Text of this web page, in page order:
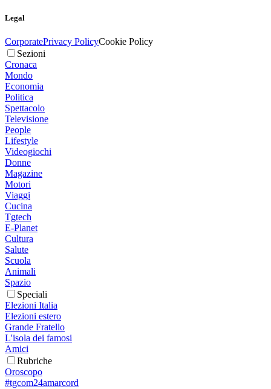
Legal
CorporatePrivacy PolicyCookie Policy
Sezioni
Cronaca
Mondo
Economia
Politica
Spettacolo
Televisione
People
Lifestyle
Videogiochi
Donne
Magazine
Motori
Viaggi
Cucina
Tgtech
E-Planet
Cultura
Salute
Scuola
Animali
Spazio
Speciali
Elezioni Italia
Elezioni estero
Grande Fratello
L'isola dei famosi
Amici
Rubriche
Oroscopo
#tgcom24amarcord